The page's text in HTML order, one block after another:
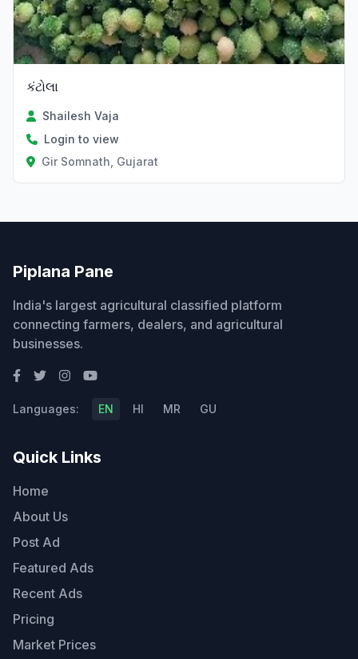
કંટોલા
Shailesh Vaja
Login to view
Gir Somnath, Gujarat
Piplana Pane
India's largest agricultural classified platform
connecting farmers, dealers, and agricultural
businesses.
Languages: EN HI MR GU
Quick Links
Home
About Us
Post Ad
Featured Ads
Recent Ads
Pricing
Market Prices